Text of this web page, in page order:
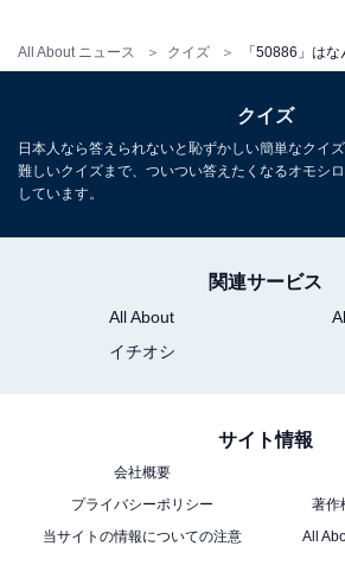
All About ニュース クイズ
クイズ
日本人なら答えられないと恥ずかしい簡単なクイ
難しいクイズまで、ついつい答えたくなるオモシ
しています。
関連サービス
All About
イチオシ
サイト情報
会社概要
プライバシーポリシー
著作
当サイトの情報についての注意
All